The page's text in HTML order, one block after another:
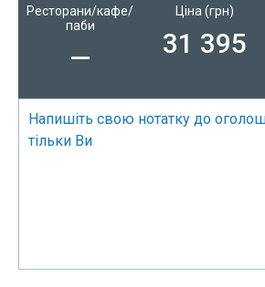
Ресторани/кафе/
паби
—
Ціна (грн)
31 395
Напишіть свою нотатку до
тільки Ви